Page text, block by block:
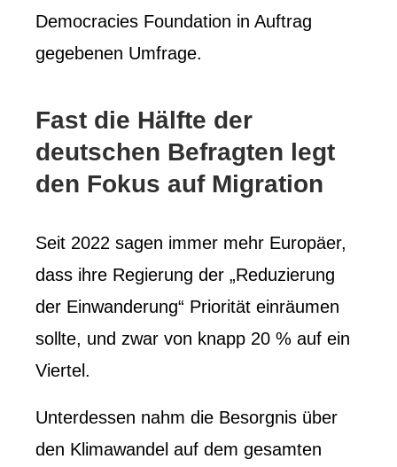
Democracies Foundation in Auftrag
gegebenen Umfrage.
Fast die Hälfte der
deutschen Befragten legt
den Fokus auf Migration
Seit 2022 sagen immer mehr Europäer,
dass ihre Regierung der „Reduzierung
der Einwanderung“ Priorität einräumen
sollte, und zwar von knapp 20 % auf ein
Viertel.
Unterdessen nahm die Besorgnis über
den Klimawandel auf dem gesamten